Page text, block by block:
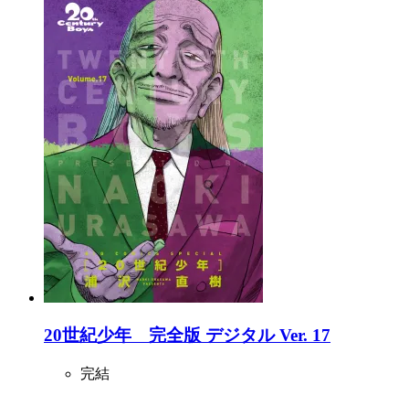
20世紀少年 完全版 デジタル Ver. 17
完結